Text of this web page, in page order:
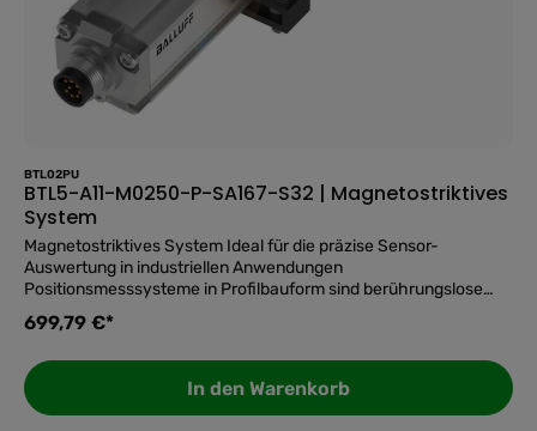
BTL02PU
BTL5-A11-M0250-P-SA167-S32 | Magnetostriktives
System
Magnetostriktives System Ideal für die präzise Sensor-
Auswertung in industriellen Anwendungen
Positionsmesssysteme in Profilbauform sind berührungslose
und absolut messende Systeme zur präzisen Erfassung einer
oder mehrerer Positionen. Sie überzeugen in rauen
oder Portalrobotern, da sie aus einem hermetisch dichten IP67-
Aluminiumgehäuse bestehen. Die Magnete des Positionsgebers
wirken durch die Wand des Profils auf das Messelement. Form=
699,79 €*
In den Warenkorb